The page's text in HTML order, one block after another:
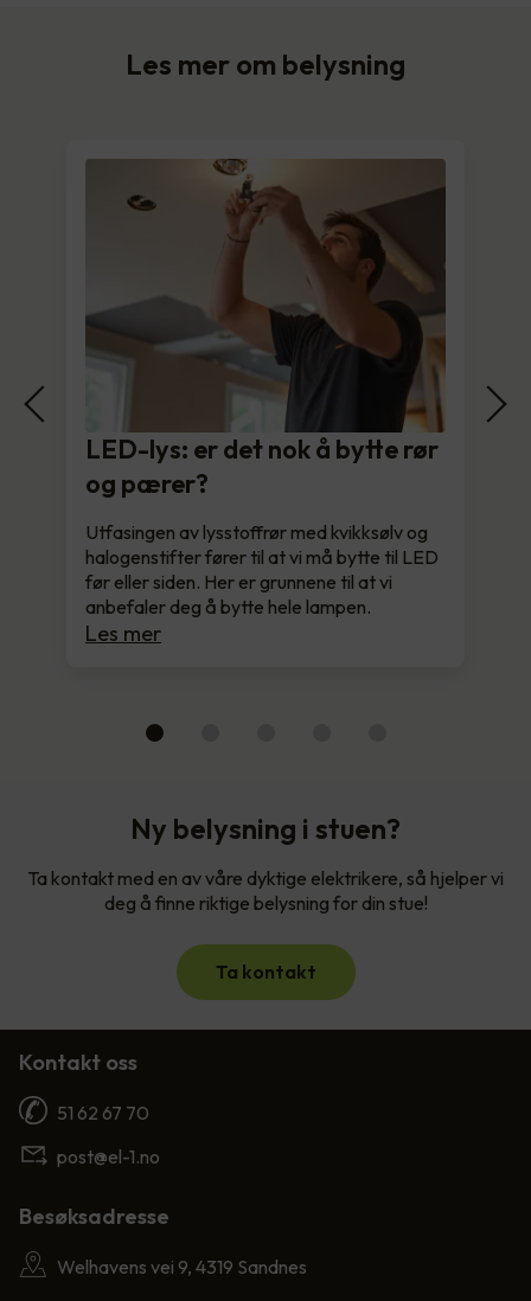
Les mer om belysning
LED-lys: er det nok å bytte rør
og pærer?
Utfasingen av lysstoffrør med kvikksølv og
halogenstifter fører til at vi må bytte til LED
før eller siden. Her er grunnene til at vi
anbefaler deg å bytte hele lampen.
Les mer
Ny belysning i stuen?
Ta kontakt med en av våre dyktige elektrikere, så hjelper vi
deg å finne riktige belysning for din stue!
Ta kontakt
Kontakt oss
51 62 67 70
post@el-1.no
Besøksadresse
Welhavens vei 9, 4319 Sandnes